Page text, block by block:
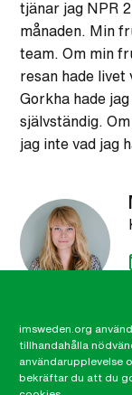
imsweden.org
tillhandahålla
användarupplevelse
bekräftar du att du
tjänar jag NPR
månaden. Min
team. Om min
resan hade
Gorkha hade
självständig.
jag inte vad jag
Relaterat